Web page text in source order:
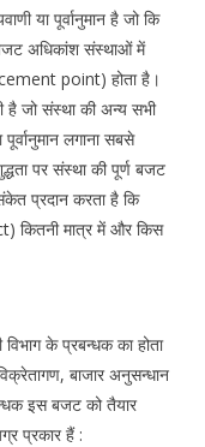
या पूर्वानुमान है जो कि
अधिकांश संस्थाओं में
point) होता है।
है जो संस्था की अन्य सभी
लगाना सबसे
पर संस्था की पूर्ण बजट
प्रदान करता है कि
कितनी मात्र में और किस
के प्रबन्धक का होता
बाजार अनुसन्धान
इस बजट को तैयार
प्रकार हैं :